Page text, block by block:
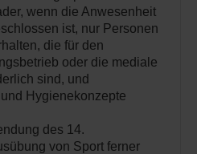
wenn die Anwesenheit
ist, nur Personen
die für den
oder die mediale
sind, und
Hygienekonzepte
des 14.
von Sport ferner